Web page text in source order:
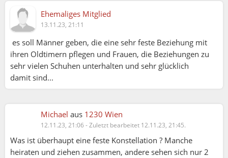
Ehemaliges Mitglied
13.11.23, 21:11
es soll Männer geben, die eine sehr feste Beziehung mit
ihren Oldtimern pflegen und Frauen, die Beziehungen zu
sehr vielen Schuhen unterhalten und sehr glücklich
damit sind...
Michael aus 1230 Wien
12.11.23, 21:06 -Zuletzt bearbeitet 12.11.23, 21:45.
Was ist überhaupt eine feste Konstellation ? Manche
heiraten und ziehen zusammen, andere sehen sich nur 2